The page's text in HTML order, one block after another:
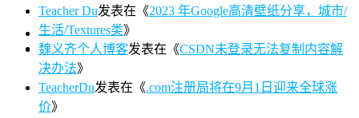
Teacher Du发表在《2023 年Google高清壁纸分享，城市/
生活/Textures类》
魏义齐个人博客发表在《CSDN未登录无法复制内容解
决办法》
TeacherDu发表在《.com注册局将在9月1日迎来全球涨
价》